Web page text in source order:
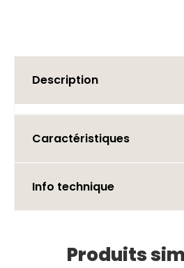
Description
Caractéristiques
Info technique
Produits